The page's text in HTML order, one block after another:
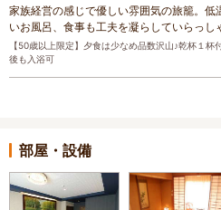
家族経営の感じで優しい雰囲気の旅籠。低
いお風呂、食事も工夫を凝らしていらっし
【50歳以上限定】夕食は少なめ品数沢山♪乾杯１
後も入浴可
部屋・設備